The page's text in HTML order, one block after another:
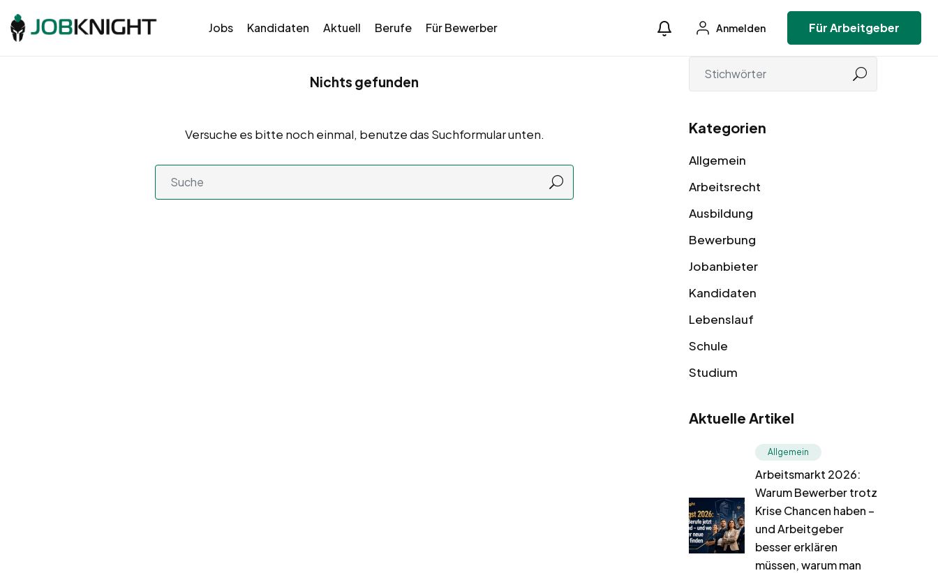
Jobs Kandidaten Aktuell Berufe Für Bewerber Anmelden Für Arbeitgeber
Nichts gefunden
Versuche es bitte noch einmal, benutze das Suchformular unten. Kategorien
Allgemein
Arbeitsrecht
Ausbildung
Bewerbung
Jobanbieter
Kandidaten
Lebenslauf
Schule
Studium
Aktuelle Artikel
Allgemein
Arbeitsmarkt 2026:
Warum Bewerber trotz
Krise Chancen haben –
und Arbeitgeber
besser erklären
müssen, warum man